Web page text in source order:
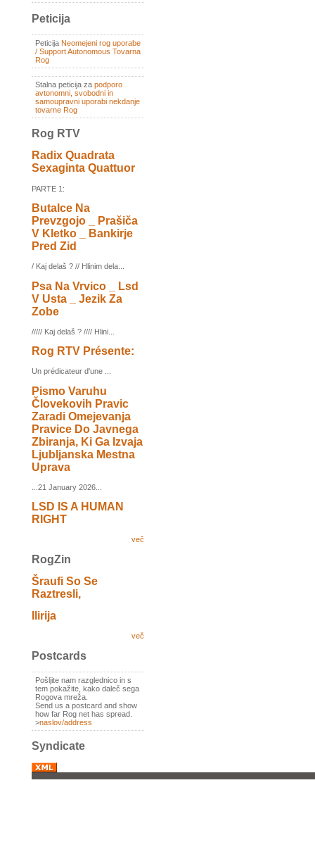
Peticija
Peticija Neomejeni rog uporabe
/ Support Autonomous Tovarna
Rog
Stalna peticija za podporo
avtonomni, svobodni in
samoupravni uporabi nekdanje
tovarne Rog
Rog RTV
Radix Quadrata
Sexaginta Quattuor
PARTE 1:
Butalce Na
Prevzgojo _ Prašiča
V Kletko _ Bankirje
Pred Zid
/ Kaj delaš ? // Hlinim dela...
Psa Na Vrvico _ Lsd
V Usta _ Jezik Za
Zobe
///// Kaj delaš ? //// Hlini...
Rog RTV Présente:
Un prédicateur d'une ...
Pismo Varuhu
Človekovih Pravic
Zaradi Omejevanja
Pravice Do Javnega
Zbiranja, Ki Ga Izvaja
Ljubljanska Mestna
Uprava
...21 January 2026...
LSD IS A HUMAN
RIGHT
več
RogZin
Šraufi So Se
Raztresli,
Ilirija
več
Postcards
Pošljite nam razglednico in s
tem pokažite, kako daleč sega
Rogova mreža.
Send us a postcard and show
how far Rog net has spread.
>naslov/address
Syndicate